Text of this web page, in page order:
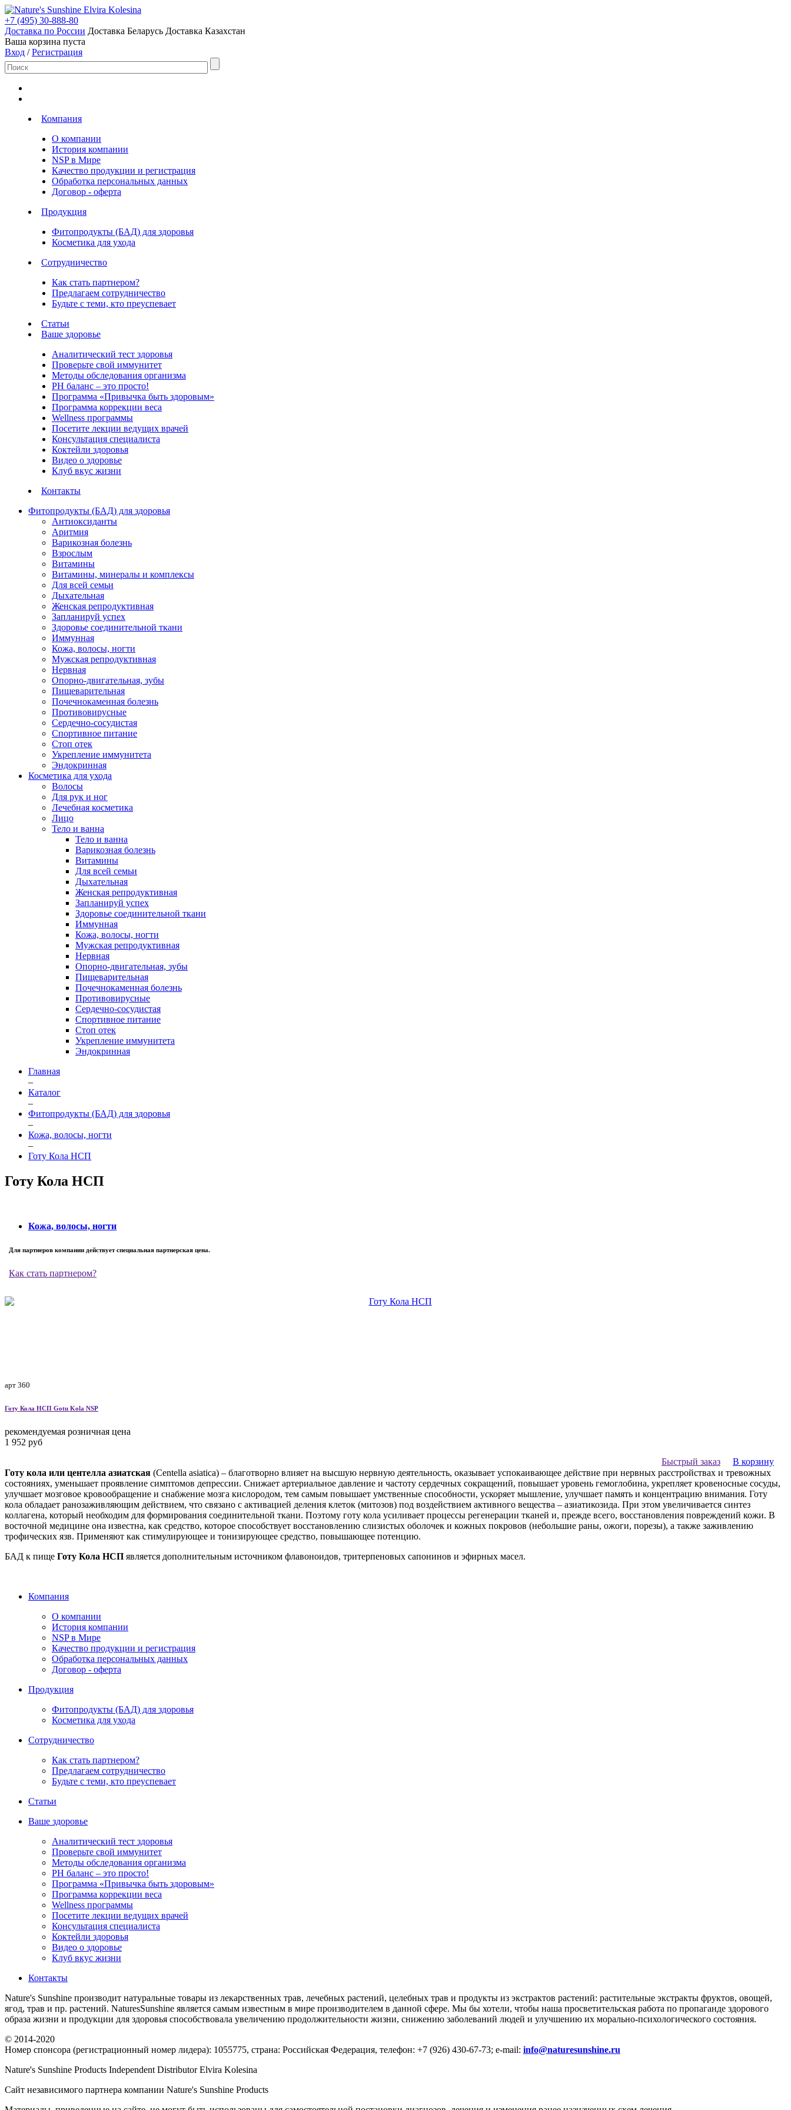
Elvira Kolesina
+7 (495) 30-888-80
Доставка по России Доставка Беларусь Доставка Казахстан
Ваша корзина пуста
Вход /Регистрация
Компания
О компании
История компании
NSP в Мире
Качество продукции и регистрация
Обработка персональных данных
Договор - оферта
Продукция
Фитопродукты (БАД) для здоровья
Косметика для ухода
Сотрудничество
Как стать партнером?
Предлагаем сотрудничество
Будьте с теми, кто преуспевает
Статьи
Ваше здоровье
Аналитический тест здоровья
Проверьте свой иммунитет
Методы обследования организма
РH баланс – это просто!
Программа «Привычка быть здоровым»
Программа коррекции веса
Wellness программы
Посетите лекции ведущих врачей
Консультация специалиста
Коктейли здоровья
Видео о здоровье
Клуб вкус жизни
Контакты
Фитопродукты (БАД) для здоровья
Антиоксиданты
Аритмия
Варикозная болезнь
Взрослым
Витамины
Витамины, минералы и комплексы
Для всей семьи
Дыхательная
Женская репродуктивная
Запланируй успех
Здоровье соединительной ткани
Иммунная
Кожа, волосы, ногти
Мужская репродуктивная
Нервная
Опорно-двигательная, зубы
Пищеварительная
Почечнокаменная болезнь
Противовирусные
Сердечно-сосудистая
Спортивное питание
Стоп отек
Укрепление иммунитета
Эндокринная
Косметика для ухода
Волосы
Для рук и ног
Лечебная косметика
Лицо
Тело и ванна
Тело и ванна
Варикозная болезнь
Витамины
Для всей семьи
Дыхательная
Женская репродуктивная
Запланируй успех
Здоровье соединительной ткани
Иммунная
Кожа, волосы, ногти
Мужская репродуктивная
Нервная
Опорно-двигательная, зубы
Пищеварительная
Почечнокаменная болезнь
Противовирусные
Сердечно-сосудистая
Спортивное питание
Стоп отек
Укрепление иммунитета
Эндокринная
Главная
–
Каталог
–
Фитопродукты (БАД) для здоровья
–
Кожа, волосы, ногти
–
Готу Кола НСП
Готу Кола НСП
Кожа, волосы, ногти
Для партнеров компании действует специальная партнерская цена.
Как стать партнером?
арт 360
Готу Кола НСП Gotu Kola NSP
рекомендуемая розничная цена
1 952 руб
В корзину
Быстрый заказ
Готу кола или центелла азиатская (Centella asiatica) – благотворно влияет на высшую нервную деятельность, оказывает успокаивающее действие при нервных расстройствах и тревожных
состояниях, уменьшает проявление симптомов депрессии. Снижает артериальное давление и частоту сердечных сокращений, повышает уровень гемоглобина, укрепляет кровеносные сосуды,
улучшает мозговое кровообращение и снабжение мозга кислородом, тем самым повышает умственные способности, ускоряет мышление, улучшает память и концентрацию внимания. Готу
кола обладает ранозаживляющим действием, что связано с активацией деления клеток (митозов) под воздействием активного вещества – азиатикозида. При этом увеличивается синтез
коллагена, который необходим для формирования соединительной ткани. Поэтому готу кола усиливает процессы регенерации тканей и, прежде всего, восстановления повреждений кожи. В
восточной медицине она известна, как средство, которое способствует восстановлению слизистых оболочек и кожных покровов (небольшие раны, ожоги, порезы), а также заживлению
трофических язв. Применяют как стимулирующее и тонизирующее средство, повышающее потенцию.
БАД к пище Готу Кола НСП является дополнительным источником флавоноидов, тритерпеновых сапонинов и эфирных масел.
Компания
О компании
История компании
NSP в Мире
Качество продукции и регистрация
Обработка персональных данных
Договор - оферта
Продукция
Фитопродукты (БАД) для здоровья
Косметика для ухода
Сотрудничество
Как стать партнером?
Предлагаем сотрудничество
Будьте с теми, кто преуспевает
Статьи
Ваше здоровье
Аналитический тест здоровья
Проверьте свой иммунитет
Методы обследования организма
РH баланс – это просто!
Программа «Привычка быть здоровым»
Программа коррекции веса
Wellness программы
Посетите лекции ведущих врачей
Консультация специалиста
Коктейли здоровья
Видео о здоровье
Клуб вкус жизни
Контакты
Nature's Sunshine производит натуральные товары из лекарственных трав, лечебных растений, целебных трав и продукты из экстрактов растений: растительные экстракты фруктов, овощей,
ягод, трав и пр. растений. NaturesSunshine является самым известным в мире производителем в данной сфере. Мы бы хотели, чтобы наша просветительская работа по пропаганде здорового
образа жизни и продукции для здоровья способствовала увеличению продолжительности жизни, снижению заболеваний людей и улучшению их морально-психологического состояния.
© 2014-2020
Номер спонсора (регистрационный номер лидера): 1055775, страна: Российская Федерация, телефон: +7 (926) 430-67-73; e-mail: info@naturesunshine.ru
Nature's Sunshine Products Independent Distributor Elvira Kolesina
Сайт независимого партнера компании Nature's Sunshine Products